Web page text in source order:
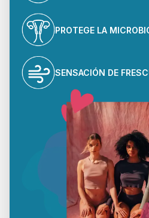
PROTEGE LA
SENSACIÓN DE